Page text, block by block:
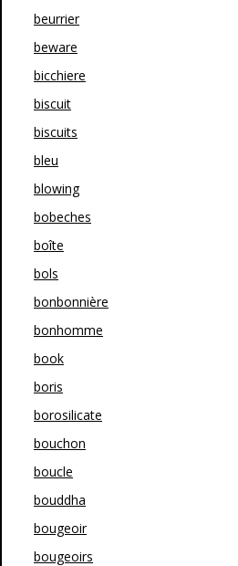
beurrier
beware
bicchiere
biscuit
biscuits
bleu
blowing
bobeches
boîte
bols
bonbonnière
bonhomme
book
boris
borosilicate
bouchon
boucle
bouddha
bougeoir
bougeoirs